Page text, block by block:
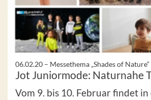
06.02.20 – Messethema „Shades of Nature“
Jot Juniormode: Naturnahe
Vom 9. bis 10. Februar findet in